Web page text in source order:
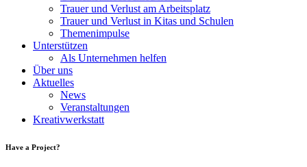
Trauer und Verlust am Arbeitsplatz
Trauer und Verlust in Kitas und Schulen
Themenimpulse
Unterstützen
Als Unternehmen helfen
Über uns
Aktuelles
News
Veranstaltungen
Kreativwerkstatt
Have a Project?